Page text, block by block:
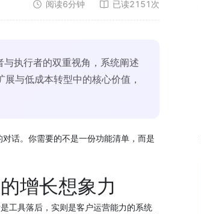
阅读6分钟 已读2151 次
执行者的双重视角，系统阐述
与低成本转型中的核心价值，
话。你需要的不是一份功能清单，而是
增长想象力
工具落后，实则是客户运营能力的系统